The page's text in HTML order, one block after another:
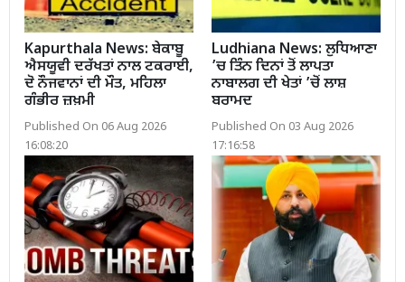
Kapurthala News: ਬੇਕਾਬੂ
ਐਸਯੂਵੀ ਦਰੱਖਤਾਂ ਨਾਲ ਟਕਰਾਈ,
ਦੋ ਨੌਜਵਾਨਾਂ ਦੀ ਮੌਤ, ਮਹਿਲਾ
ਗੰਭੀਰ ਜ਼ਖ਼ਮੀ
Published On 06 Aug 2026
16:08:20
Ludhiana News: ਲੁਧਿਆਣਾ
’ਚ ਤਿੰਨ ਦਿਨਾਂ ਤੋਂ ਲਾਪਤਾ
ਨਾਬਾਲਗ ਦੀ ਖੇਤਾਂ ’ਚੋਂ ਲਾਸ਼
ਬਰਾਮਦ
Published On 03 Aug 2026
17:16:58